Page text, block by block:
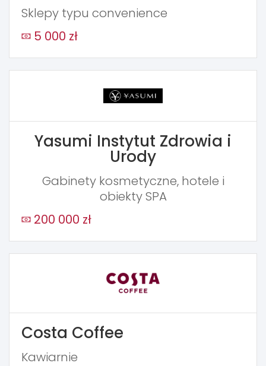
Sklepy typu convenience
5 000 zł
Yasumi Instytut Zdrowia i
Urody
Gabinety kosmetyczne, hotele i
obiekty SPA
200 000 zł
Costa Coffee
Kawiarnie